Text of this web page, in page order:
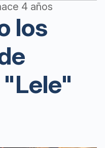
4 años
los